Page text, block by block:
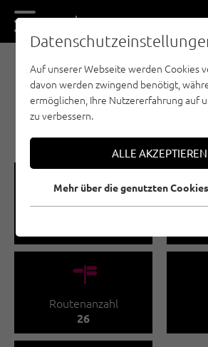
DE EN
SPORTKLETTERN -
IMST /
🞽
🍫
Routenanzahl
26
Auf unserer Webseite werden Cookies
davon werden zwingend benötigt,
ermöglichen, Ihre Nutzererfahrung auf
zu verbessern.
ALLE AKZEPTIEREN
Mehr über die genutzten